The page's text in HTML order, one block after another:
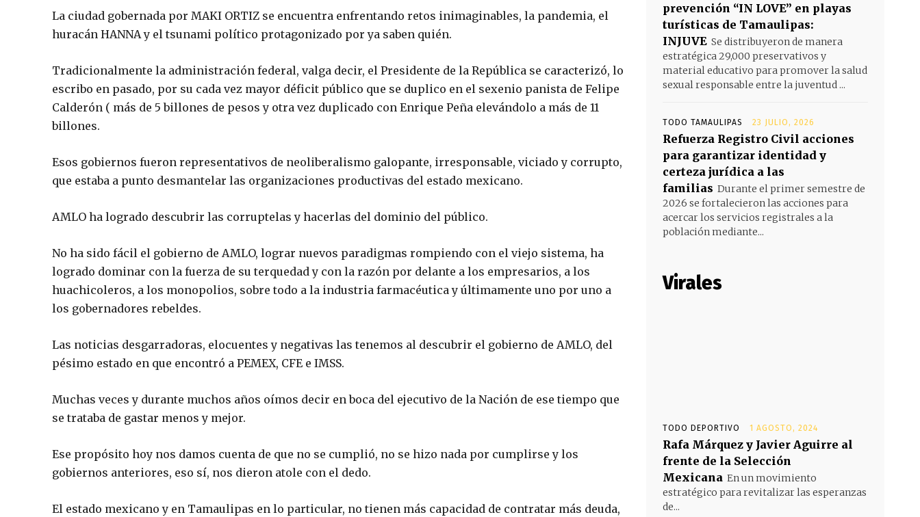
La ciudad gobernada por MAKI ORTIZ se encuentra enfrentando retos inimaginables, la pandemia, el
huracán HANNA y el tsunami político protagonizado por ya saben quién.
Tradicionalmente la administración federal, valga decir, el Presidente de la República se caracterizó, lo
escribo en pasado, por su cada vez mayor déficit público que se duplico en el sexenio panista de Felipe
Calderón ( más de 5 billones de pesos y otra vez duplicado con Enrique Peña elevándolo a más de 11
billones.
Esos gobiernos fueron representativos de neoliberalismo galopante, irresponsable, viciado y corrupto,
que estaba a punto desmantelar las organizaciones productivas del estado mexicano.
AMLO ha logrado descubrir las corruptelas y hacerlas del dominio del público.
No ha sido fácil el gobierno de AMLO, lograr nuevos paradigmas rompiendo con el viejo sistema, ha
logrado dominar con la fuerza de su terquedad y con la razón por delante a los empresarios, a los
huachicoleros, a los monopolios, sobre todo a la industria farmacéutica y últimamente uno por uno a
los gobernadores rebeldes.
Las noticias desgarradoras, elocuentes y negativas las tenemos al descubrir el gobierno de AMLO, del
pésimo estado en que encontró a PEMEX, CFE e IMSS.
Muchas veces y durante muchos años oímos decir en boca del ejecutivo de la Nación de ese tiempo que
se trataba de gastar menos y mejor.
Ese propósito hoy nos damos cuenta de que no se cumplió, no se hizo nada por cumplirse y los
gobiernos anteriores, eso sí, nos dieron atole con el dedo.
El estado mexicano y en Tamaulipas en lo particular, no tienen más capacidad de contratar más deuda,
prevención “IN LOVE” en playas
turísticas de Tamaulipas:
INJUVE Se distribuyeron de manera
estratégica 29,000 preservativos y
material educativo para promover la salud
sexual responsable entre la juventud ...
TODO TAMAULIPAS 23 JULIO, 2026
Refuerza Registro Civil acciones
para garantizar identidad y
certeza jurídica a las
familias Durante el primer semestre de
2026 se fortalecieron las acciones para
acercar los servicios registrales a la
población mediante...
Virales
TODO DEPORTIVO 1 AGOSTO, 2024
Rafa Márquez y Javier Aguirre al
frente de la Selección
Mexicana En un movimiento
estratégico para revitalizar las esperanzas
de...